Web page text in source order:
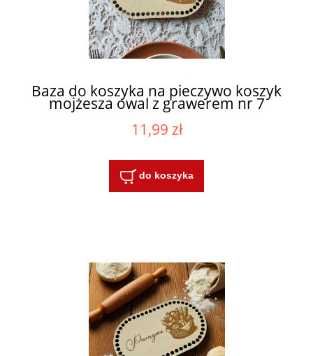
Baza do koszyka na pieczywo koszyk
mojżesza owal z grawerem nr 7
11,99 zł
do koszyka